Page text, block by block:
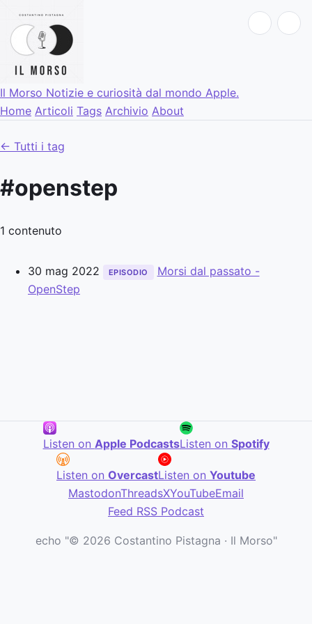
Il Morso Notizie e curiosità dal mondo Apple.
Home Articoli Tags Archivio About
← Tutti i tag
#openstep
1 contenuto
30 mag 2022 EPISODIO
Morsi dal passato -
OpenStep
Listen on Apple PodcastsListen on Spotify
Listen on OvercastListen on Youtube
MastodonThreadsXYouTubeEmail
Feed RSS Podcast
echo "© 2026 Costantino Pistagna · Il Morso"